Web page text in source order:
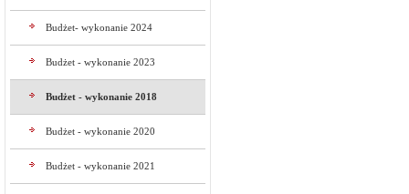
Budżet- wykonanie 2024
Budżet - wykonanie 2023
Budżet - wykonanie 2018
Budżet - wykonanie 2020
Budżet - wykonanie 2021